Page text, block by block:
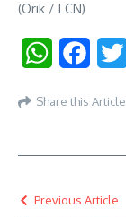
(Orik / LCN)
WhatsApp
Share this Article
Previous Article